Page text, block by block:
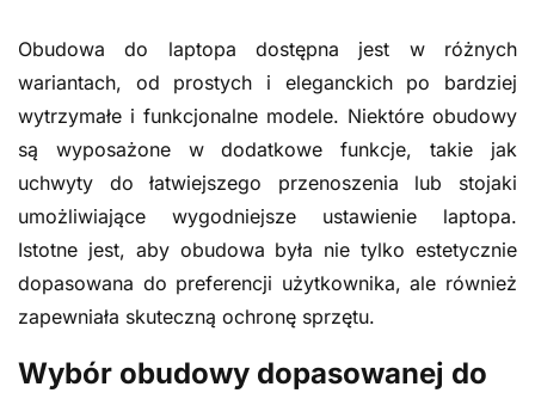
Obudowa do laptopa dostępna jest w różnych
wariantach, od prostych i eleganckich po bardziej
wytrzymałe i funkcjonalne modele. Niektóre obudowy
są wyposażone w dodatkowe funkcje, takie jak
uchwyty do łatwiejszego przenoszenia lub stojaki
umożliwiające wygodniejsze ustawienie laptopa.
Istotne jest, aby obudowa była nie tylko estetycznie
dopasowana do preferencji użytkownika, ale również
zapewniała skuteczną ochronę sprzętu.
Wybór obudowy dopasowanej do